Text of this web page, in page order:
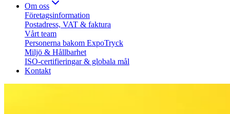
Om oss
Företagsinformation
Postadress, VAT & faktura
Vårt team
Personerna bakom ExpoTryck
Miljö & Hållbarhet
ISO-certifieringar & globala mål
Kontakt